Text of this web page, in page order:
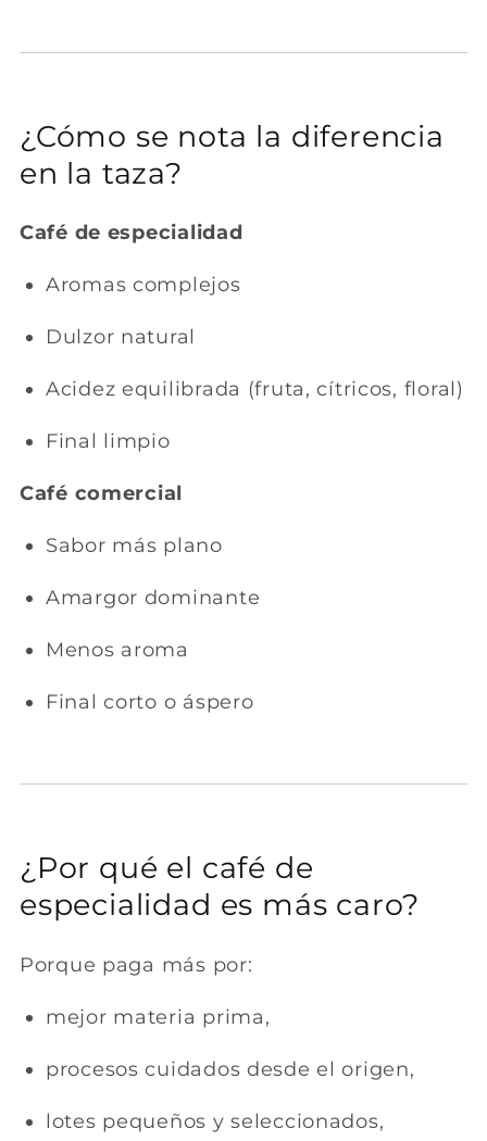
¿Cómo se nota la diferencia
en la taza?
Café de especialidad
Aromas complejos
Dulzor natural
Acidez equilibrada (fruta, cítricos, floral)
Final limpio
Café comercial
Sabor más plano
Amargor dominante
Menos aroma
Final corto o áspero
¿Por qué el café de
especialidad es más caro?
Porque paga más por:
mejor materia prima,
procesos cuidados desde el origen,
lotes pequeños y seleccionados,